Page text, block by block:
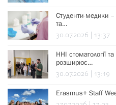
Студенти-медики –
та…
30.07.2026 | 13:37
ННІ стоматології
розширює…
30.07.2026 | 13:19
Erasmus+ Staff